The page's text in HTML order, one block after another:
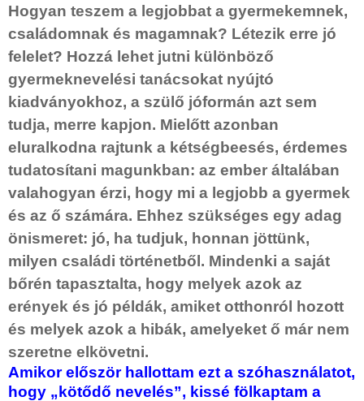
Hogyan teszem a legjobbat a gyermekemnek,
családomnak és magamnak? Létezik erre jó
felelet? Hozzá lehet jutni különböző
gyermeknevelési tanácsokat nyújtó
kiadványokhoz, a szülő jóformán azt sem
tudja, merre kapjon. Mielőtt azonban
eluralkodna rajtunk a kétségbeesés, érdemes
tudatosítani magunkban: az ember általában
valahogyan érzi, hogy mi a legjobb a gyermek
és az ő számára. Ehhez szükséges egy adag
önismeret: jó, ha tudjuk, honnan jöttünk,
milyen családi történetből. Mindenki a saját
bőrén tapasztalta, hogy melyek azok az
erények és jó példák, amiket otthonról hozott
és melyek azok a hibák, amelyeket ő már nem
szeretne elkövetni.
Amikor először hallottam ezt a szóhasználatot,
hogy „kötődő nevelés”, kissé fölkaptam a